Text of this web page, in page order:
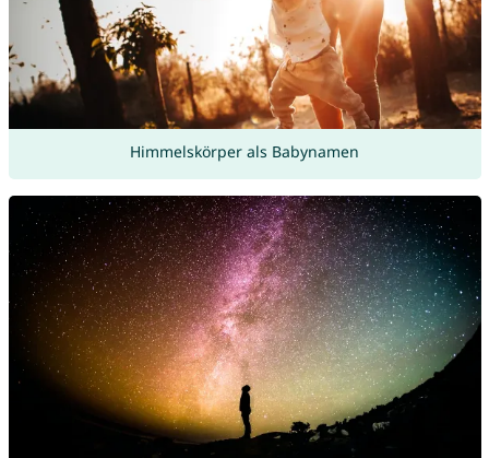
Himmelskörper als Babynamen